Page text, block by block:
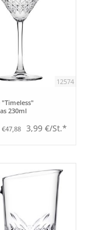
12574
"Timeless"
230ml
€47,88 3,99 €/St.*